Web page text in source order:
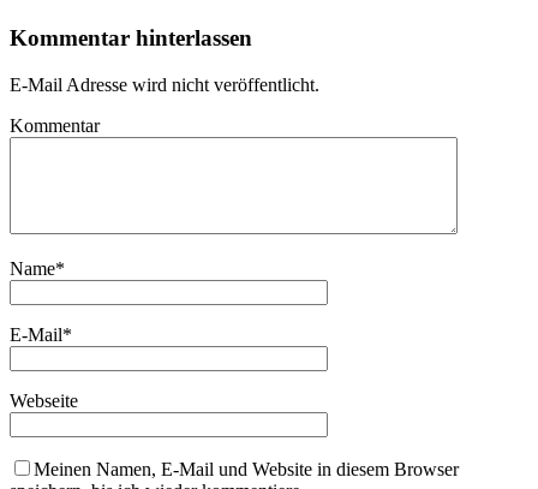
Kommentar hinterlassen
E-Mail Adresse wird nicht veröffentlicht.
Kommentar
Name*
E-Mail*
Webseite
Meinen Namen, E-Mail und Website in diesem Browser